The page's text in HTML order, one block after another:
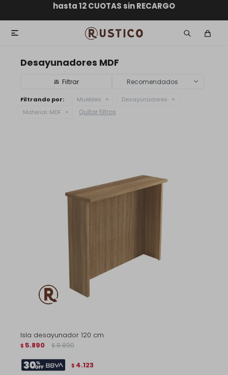
ENVÍOS A TODO EL PAÍS
GARANTÍA DE DEVOLUCIÓN
hasta 12 CUOTAS sin RECARGO
ENVÍO GRATIS dentro de MONTEVIDEO en compras

Desayunadores MDF
Recomendados
Filtrando por: Muebles
Desayunadores
Material: MDF Quitar filtros
Isla desayunador 120 cm
$ 5.890 $ 8.890
$ 4.123